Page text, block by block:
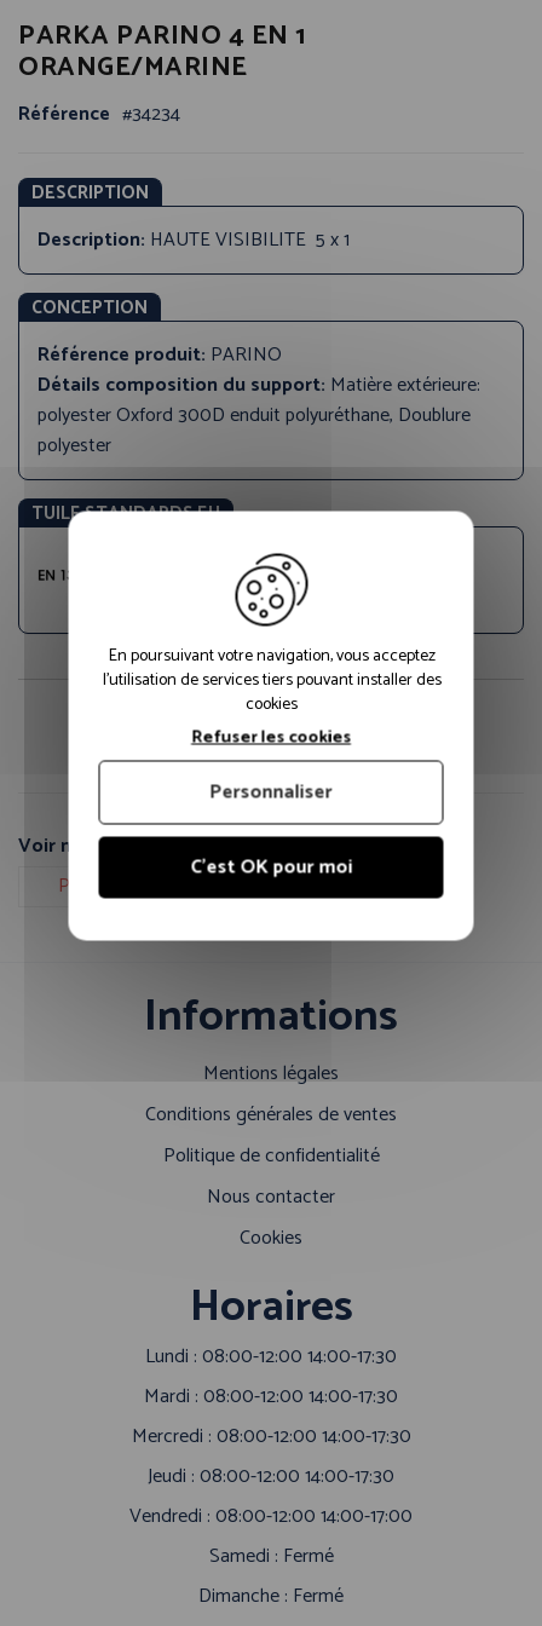
au
début
la
PARKA PARINO 4 EN 1
ORANGE/MARINE
Référence 34234
DESCRIPTION
Description: HAUTE VISIBILITE 5 x 1
CONCEPTION
Référence produit: PARINO
Détails composition du support: Matière extérieure:
polyester Oxford 300D enduit polyuréthane, Doublure
polyester
TUILE STANDARDS EU
Fiche technique PDF Guide des tailles
Voir nos autres pages :
Protection du corps
Informations
Mentions légales
Conditions générales de ventes
Politique de confidentialité
Nous contacter
Cookies
Horaires
Lundi : 08:00-12:00 14:00-17:30
Mardi : 08:00-12:00 14:00-17:30
Mercredi : 08:00-12:00 14:00-17:30
Jeudi : 08:00-12:00 14:00-17:30
Vendredi : 08:00-12:00 14:00-17:00
Samedi : Fermé
Dimanche : Fermé
En poursuivant votre navigation, vous acceptez
l'utilisation de services tiers pouvant installer des
cookies
C'est OK pour moi
Refuser les cookies
Personnaliser